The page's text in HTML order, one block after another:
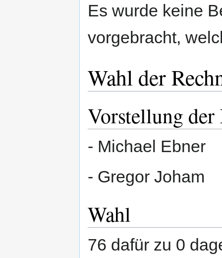
Es wurde keine
vorgebracht,
Wahl der
Vorstellung
- Michael Ebner
- Gregor Joham
Wahl
76 dafür zu 0